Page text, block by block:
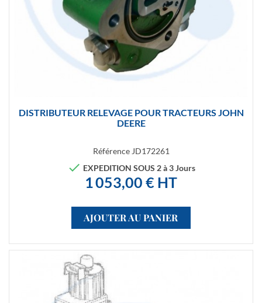
DISTRIBUTEUR RELEVAGE POUR TRACTEURS JOHN
DEERE
Référence JD172261
 EXPEDITION SOUS 2 à 3 Jours
1 053,00 € HT
AJOUTER AU PANIER